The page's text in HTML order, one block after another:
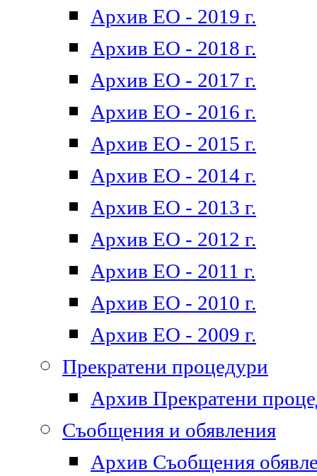
Архив ЕО - 2019 г.
Архив ЕО - 2018 г.
Архив ЕО - 2017 г.
Архив ЕО - 2016 г.
Архив ЕО - 2015 г.
Архив ЕО - 2014 г.
Архив ЕО - 2013 г.
Архив ЕО - 2012 г.
Архив ЕО - 2011 г.
Архив ЕО - 2010 г.
Архив ЕО - 2009 г.
Прекратени процедури
Архив Прекратени
Съобщения и обявления
Архив Съобщения